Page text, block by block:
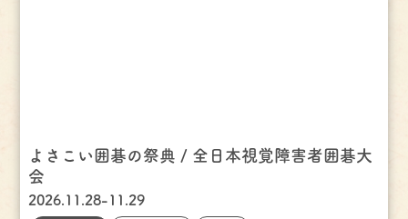
よさこい囲碁の祭典 / 全日本視覚障害者囲碁大
会
2026.11.28-11.29